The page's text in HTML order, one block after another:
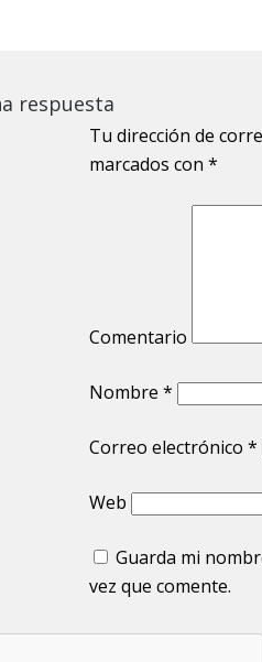
respuesta
Tu dirección de
marcados con *
Comentario
Nombre *
Correo electrónico *
Web
Guarda mi
vez que comente.